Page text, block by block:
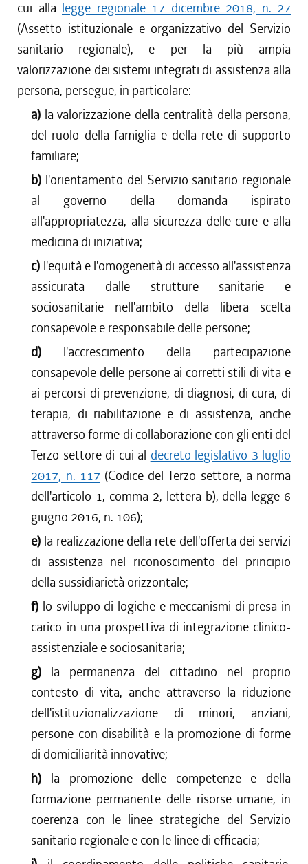
cui alla legge regionale 17 dicembre 2018, n. 27
(Assetto istituzionale e organizzativo del Servizio
sanitario regionale), e per la più ampia
valorizzazione dei sistemi integrati di assistenza alla
persona, persegue, in particolare:
a) la valorizzazione della centralità della persona,
del ruolo della famiglia e della rete di supporto
familiare;
b) l'orientamento del Servizio sanitario regionale
al governo della domanda ispirato
all'appropriatezza, alla sicurezza delle cure e alla
medicina di iniziativa;
c) l'equità e l'omogeneità di accesso all'assistenza
assicurata dalle strutture sanitarie e
sociosanitarie nell'ambito della libera scelta
consapevole e responsabile delle persone;
d) l'accrescimento della partecipazione
consapevole delle persone ai corretti stili di vita e
ai percorsi di prevenzione, di diagnosi, di cura, di
terapia, di riabilitazione e di assistenza, anche
attraverso forme di collaborazione con gli enti del
Terzo settore di cui al decreto legislativo 3 luglio
2017, n. 117 (Codice del Terzo settore, a norma
dell'articolo 1, comma 2, lettera b), della legge 6
giugno 2016, n. 106);
e) la realizzazione della rete dell'offerta dei servizi
di assistenza nel riconoscimento del principio
della sussidiarietà orizzontale;
f) lo sviluppo di logiche e meccanismi di presa in
carico in una prospettiva di integrazione clinico-
assistenziale e sociosanitaria;
g) la permanenza del cittadino nel proprio
contesto di vita, anche attraverso la riduzione
dell'istituzionalizzazione di minori, anziani,
persone con disabilità e la promozione di forme
di domiciliarità innovative;
h) la promozione delle competenze e della
formazione permanente delle risorse umane, in
coerenza con le linee strategiche del Servizio
sanitario regionale e con le linee di efficacia;